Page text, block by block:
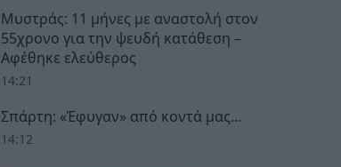
Μυστράς: 11 μήνες με αναστολή στον
55χρονο για την ψευδή κατάθεση –
Αφέθηκε ελεύθερος
14:21
Σπάρτη: «Έφυγαν» από κοντά μας…
14:12